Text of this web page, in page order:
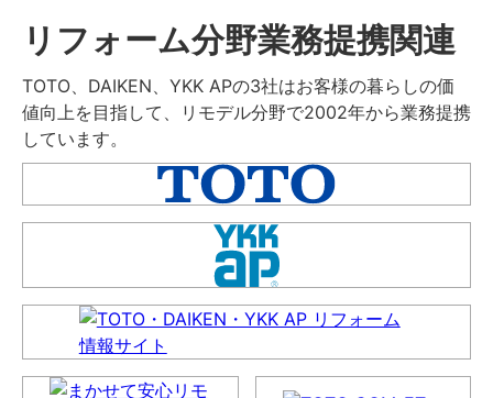
リフォーム分野業務提携関連
TOTO、DAIKEN、YKK APの3社はお客様の暮らしの価
値向上を目指して、リモデル分野で2002年から業務提携
しています。